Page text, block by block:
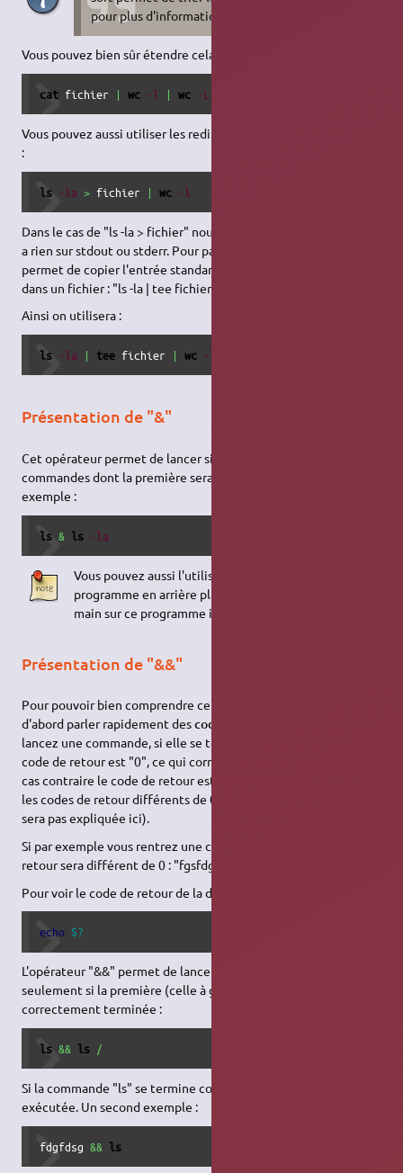
pour plus d'information "man sort".
Vous pouvez bien sûr étendre cela à plus de deux programmes :
cat fichier | wc -l | wc -L
Vous pouvez aussi utiliser les redirections vues précédemment
:
ls -la > fichier | wc -l
Dans le cas de "ls -la > fichier" nous pouvons remarquer qu'il n'y
a rien sur stdout ou stderr. Pour pallier à cela le programme tee
permet de copier l'entrée standard sur la sortie standard et
dans un fichier : "ls -la | tee fichier".
Ainsi on utilisera :
ls -la | tee fichier | wc -l
Présentation de "&"
Cet opérateur permet de lancer simultanément deux
commandes dont la première sera lancée en arrière plan. Par
exemple :
ls & ls -la
Vous pouvez aussi l'utiliser pour mettre un
programme en arrière plan : "ed &". Pour reprendre la
main sur ce programme il faut utiliser la commande fg.
Présentation de "&&"
Pour pouvoir bien comprendre ce que fait cet opérateur il faut
d'abord parler rapidement descodes de retour
lancez une commande, si elle se termine correctement alors le
code de retour est "0", ce qui correspond à un succès, dans le
cas contraire le code de retour est différent de 0 (bien entendu
les codes de retour différents de 0 ont une signification qui ne
sera pas expliquée ici).
Si par exemple vous rentrez une commande erronée, le code de
retour sera différent de 0 : "fgsfdg".
Pour voir le code de retour de la dernière commande lancée :
echo $?
L'opérateur "&&" permet de lancer une commande si et
seulement si la première (celle à gauche de l'opérateur) s'est
correctement terminée :
ls && ls /
Si la commande "ls" se termine correctement alors "ls /" sera
exécutée. Un second exemple :
fdgfdsg && ls